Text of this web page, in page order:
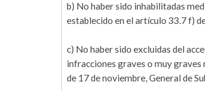
b) No haber sido inhabilitadas
establecido en el artículo 33.7 f)
c) No haber sido excluidas del
infracciones graves o muy
de 17 de noviembre, General de